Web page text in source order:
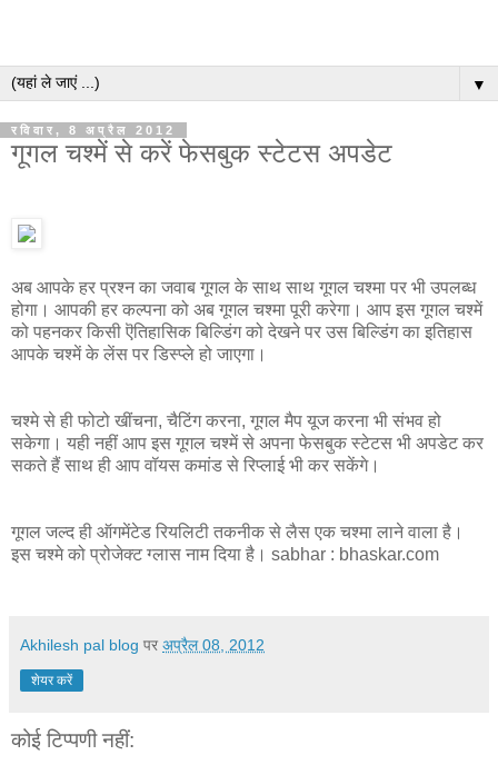
▼
रविवार, 8 अप्रैल 2012
गूगल चश्में से करें फेसबुक स्टेटस अपडेट
अब आपके हर प्रश्‍न का जवाब गूगल के साथ साथ गूगल चश्‍मा पर भी उपलब्‍ध
होगा। आपकी हर कल्पना को अब गूगल चश्मा पूरी करेगा। आप इस गूगल चश्में
को पहनकर किसी ऎतिहासिक बिल्डिंग को देखने पर उस बिल्डिंग का इतिहास
आपके चश्में के लेंस पर डिस्प्ले हो जाएगा।
चश्मे से ही फोटो खींचना, चैटिंग करना, गूगल मैप यूज करना भी संभव हो
सकेगा। यही नहीं आप इस गूगल चश्में से अपना फेसबुक स्टेटस भी अपडेट कर
सकते हैं साथ ही आप वॉयस कमांड से रिप्लाई भी कर सकेंगे।
गूगल जल्द ही ऑगमेंटेड रियलिटी तकनीक से लैस एक चश्मा लाने वाला है।
इस चश्मे को प्रोजेक्ट ग्लास नाम दिया है। sabhar : bhaskar.com
Akhilesh pal blog पर अप्रैल 08, 2012
शेयर करें
कोई टिप्पणी नहीं: